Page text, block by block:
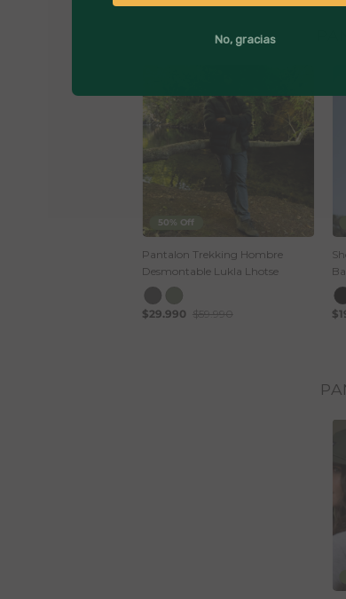
50% Off
Pantalon Trekking Hombre
Desmontable Lukla Lhotse
$29.990 $59.990
No, gracias